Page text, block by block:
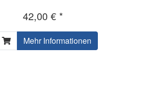
42,00 € *
Mehr Informationen